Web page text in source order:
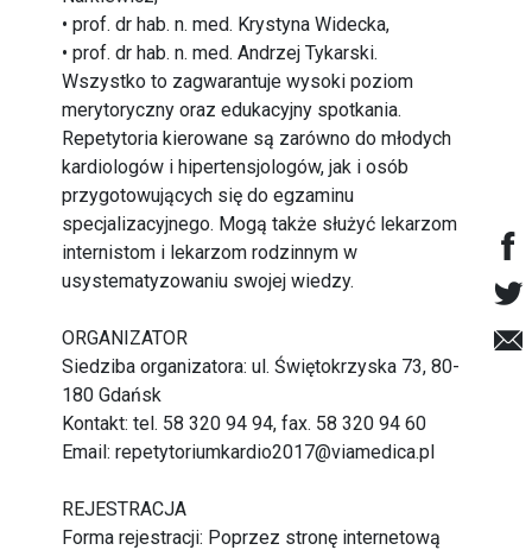
• prof. dr hab. n. med. Krystyna Widecka,
• prof. dr hab. n. med. Andrzej Tykarski.
Wszystko to zagwarantuje wysoki poziom
merytoryczny oraz edukacyjny spotkania.
Repetytoria kierowane są zarówno do młodych
kardiologów i hipertensjologów, jak i osób
przygotowujących się do egzaminu
specjalizacyjnego. Mogą także służyć lekarzom
internistom i lekarzom rodzinnym w
usystematyzowaniu swojej wiedzy.
ORGANIZATOR
Siedziba organizatora: ul. Świętokrzyska 73, 80-
180 Gdańsk
Kontakt: tel. 58 320 94 94, fax. 58 320 94 60
Email:repetytoriumkardio2017@viamedica.pl
REJESTRACJA
Forma rejestracji: Poprzez stronę internetową